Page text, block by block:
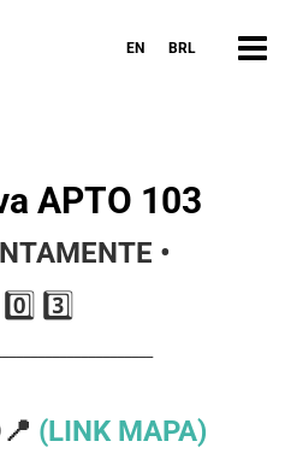
EN BRL
APTO 103
•⁠
3️⃣
📍 (LINK MAPA)